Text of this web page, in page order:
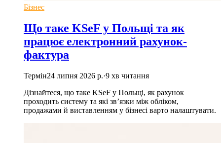
Бізнес
Що таке KSeF у Польщі та як
працює електронний рахунок-
фактура
Термін24 липня 2026 р.·9 хв читання
Дізнайтеся, що таке KSeF у Польщі, як рахунок
проходить систему та які зв’язки між обліком,
продажами й виставленням у бізнесі варто налаштувати.